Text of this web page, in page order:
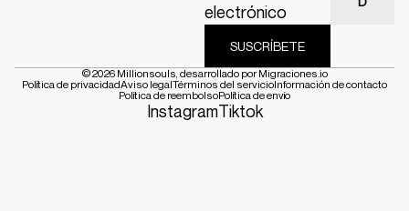
electrónico
SUSCRÍBETE
© 2026Millionsouls, desarrollado porMigraciones.io
Política de privacidadAviso legalTérminos del servicioInformación de contacto
Política de reembolsoPolítica de envío
InstagramTiktok